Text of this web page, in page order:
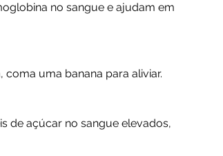
no sangue e ajudam em
coma uma banana para aliviar.
de açúcar no sangue elevados,